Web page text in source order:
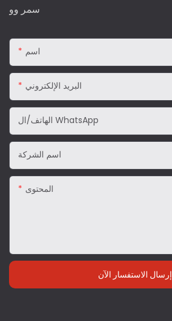
سمر وو
اسم
البريد الإلكتروني
الهاتف/ال WhatsApp
اسم الشركة
المحتوى
إرسال الاستفسار الآن